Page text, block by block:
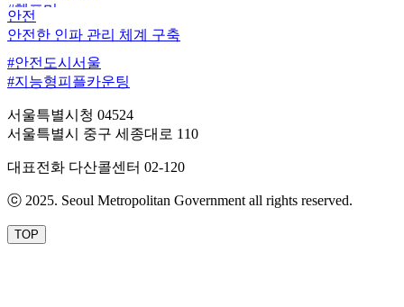
#헬프미
#안전도시서울
안전
안전한 인파 관리 체계 구축
#안전도시서울
#지능형피플카운팅
서울특별시청 04524
서울특별시 중구 세종대로 110
대표전화 다산콜센터 02-120
ⓒ 2025. Seoul Metropolitan Government all rights reserved.